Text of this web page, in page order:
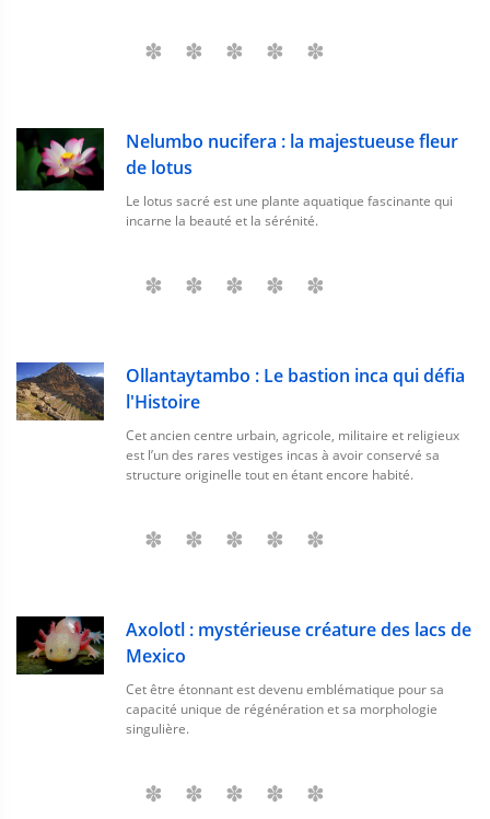
Nelumbo nucifera : la majestueuse fleur
de lotus
Le lotus sacré est une plante aquatique fascinante qui
incarne la beauté et la sérénité.
Ollantaytambo : Le bastion inca qui défia
l'Histoire
Cet ancien centre urbain, agricole, militaire et religieux
est l’un des rares vestiges incas à avoir conservé sa
structure originelle tout en étant encore habité.
Axolotl : mystérieuse créature des lacs de
Mexico
Cet être étonnant est devenu emblématique pour sa
capacité unique de régénération et sa morphologie
singulière.